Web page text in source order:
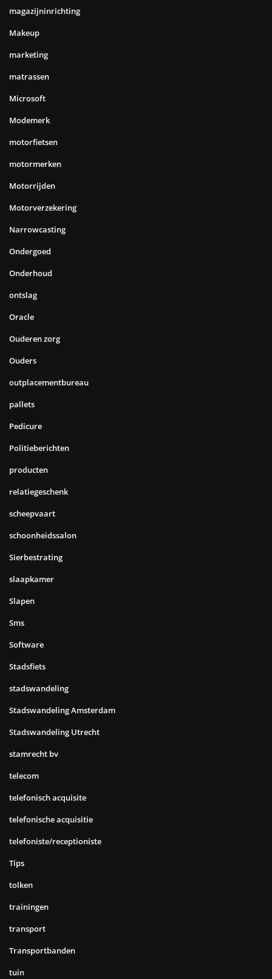
magazijninrichting
Makeup
marketing
matrassen
Microsoft
Modemerk
motorfietsen
motormerken
Motorrijden
Motorverzekering
Narrowcasting
Ondergoed
Onderhoud
ontslag
Oracle
Ouderen zorg
Ouders
outplacementbureau
pallets
Pedicure
Politieberichten
producten
relatiegeschenk
scheepvaart
schoonheidssalon
Sierbestrating
slaapkamer
Slapen
Sms
Software
Stadsfiets
stadswandeling
Stadswandeling Amsterdam
Stadswandeling Utrecht
stamrecht bv
telecom
telefonisch acquisite
telefonische acquisitie
telefoniste/receptioniste
Tips
tolken
trainingen
transport
Transportbanden
tuin